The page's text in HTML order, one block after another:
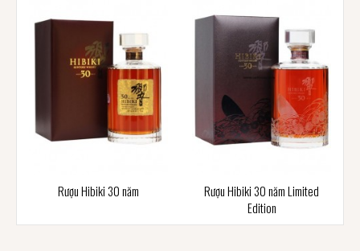
Rượu Hibiki 30 năm
Rượu Hibiki 30 năm Limited
Edition